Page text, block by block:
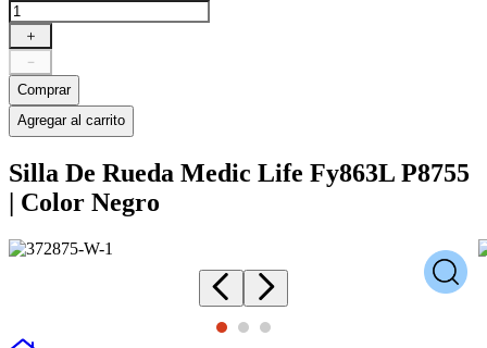
＋
－
Comprar
Agregar al carrito
Silla De Rueda Medic Life Fy863L P8755
| Color Negro